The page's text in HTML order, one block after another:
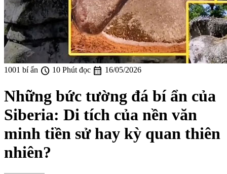
1001 bí ẩn schedule 10 Phút đọc calendar_month 16/05/2026
Những bức tường đá bí ẩn của
Siberia: Di tích của nền văn
minh tiền sử hay kỳ quan thiên
nhiên?